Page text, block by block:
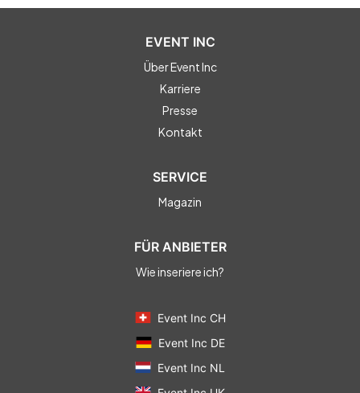
EVENT INC
Über Event Inc
Karriere
Presse
Kontakt
SERVICE
Magazin
FÜR ANBIETER
Wie inseriere ich?
Event Inc CH
Event Inc DE
Event Inc NL